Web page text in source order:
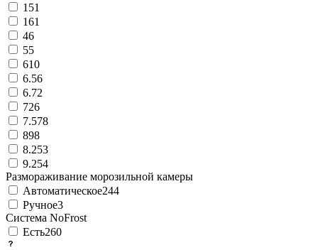
151
161
46
55
610
6.56
6.72
726
7.578
898
8.253
9.254
Размораживание морозильной камеры
Автоматическое244
Ручное3
Система NoFrost
Есть260